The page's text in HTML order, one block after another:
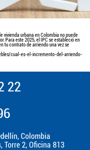
vivienda urbana en Colombia no puede
Para este 2025, el IPC se estableció en
tu contrato de arriendo una vez se
cual-es-el-incremento-del-arriendo-
22
Colombia
Torre 2, Oficina 813